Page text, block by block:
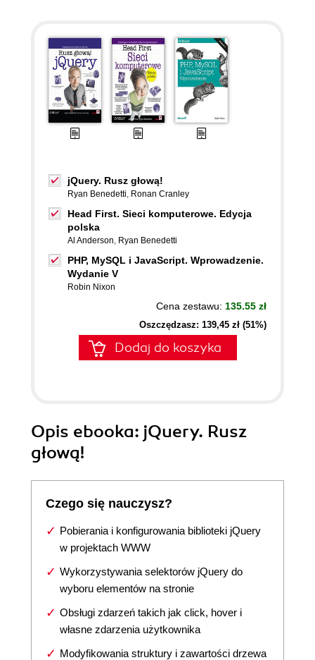
jQuery. Rusz głową!
Ryan Benedetti, Ronan Cranley
Head First. Sieci komputerowe. Edycja
polska
Al Anderson, Ryan Benedetti
PHP, MySQL i JavaScript. Wprowadzenie.
Wydanie V
Robin Nixon
Cena zestawu: 135.55 zł
Oszczędzasz: 139,45 zł (51%)
Dodaj do koszyka
Opis ebooka: jQuery. Rusz
głową!
Czego się nauczysz?
Pobierania i konfigurowania biblioteki jQuery
w projektach WWW
Wykorzystywania selektorów jQuery do
wyboru elementów na stronie
Obsługi zdarzeń takich jak click, hover i
własne zdarzenia użytkownika
Modyfikowania struktury i zawartości drzewa